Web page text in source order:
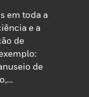
em toda a
e a
de
de